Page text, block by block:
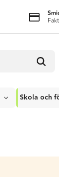
Skola och